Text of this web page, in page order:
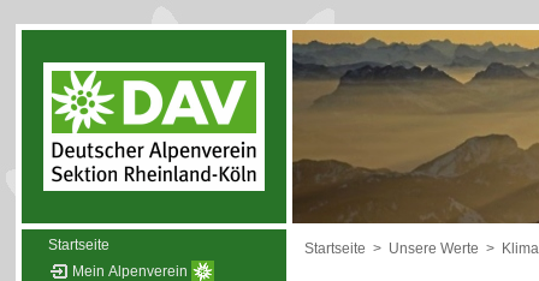
Startseite
Mein Alpenverein
Startseite > Unsere Werte >